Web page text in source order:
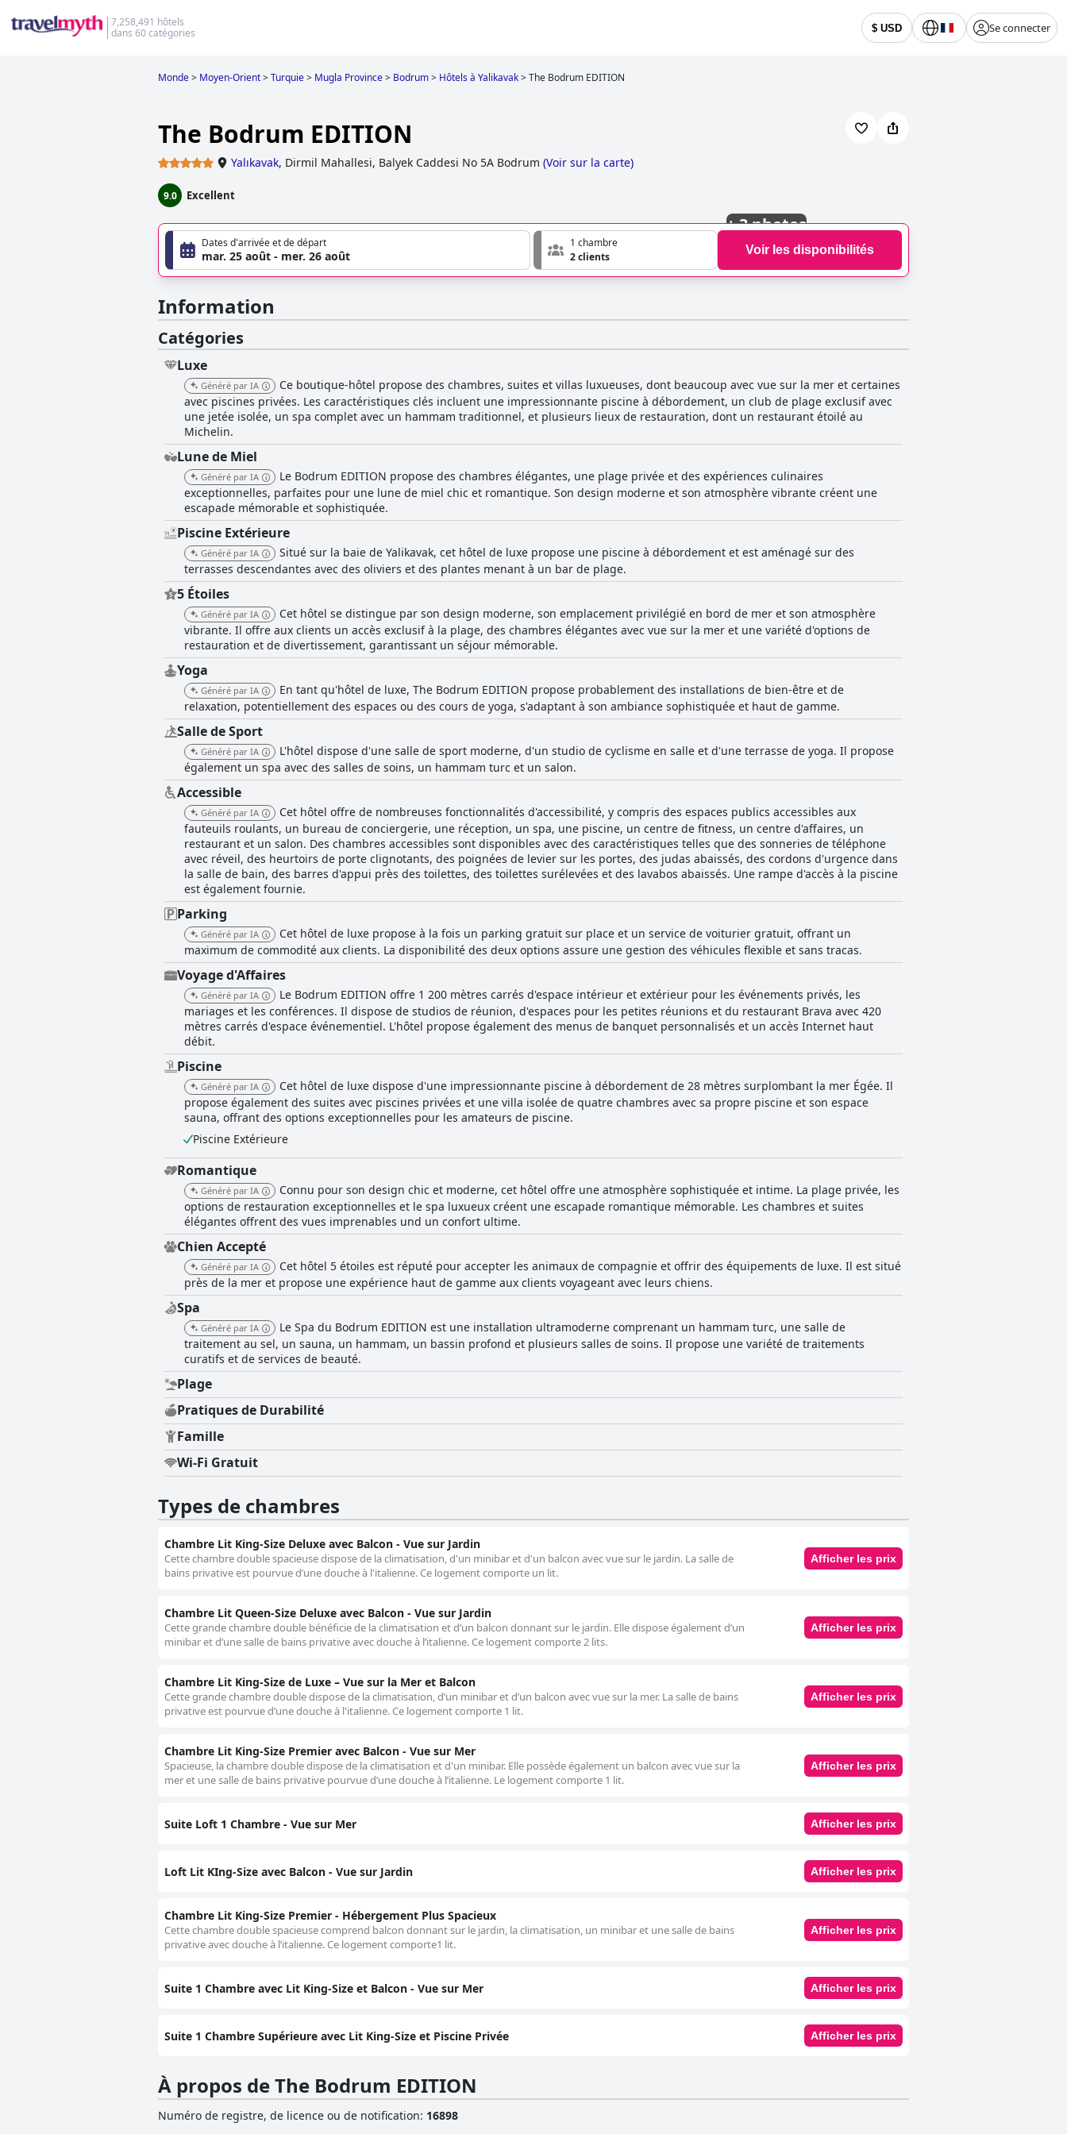
7,258,491 hôtels
dans 60 catégories
$ USD Se connecter
Monde> Moyen-Orient>Turquie> Mugla Province> Bodrum> Hôtels à Yalikavak>The Bodrum EDITION
The Bodrum EDITION
Yalıkavak, Dirmil Mahallesi, Balyek Caddesi No 5A Bodrum (Voir sur la carte)
9.0 Excellent
+3 photos
Dates d'arrivée et de départ
mar. 25 août - mer. 26 août
1 chambre
2 clients
Voir les disponibilités
Information
Catégories
Luxe
Généré par IA
Ce boutique-hôtel propose des chambres, suites et villas luxueuses, dont beaucoup avec vue sur la mer et certaines
avec piscines privées. Les caractéristiques clés incluent une impressionnante piscine à débordement, un club de plage exclusif avec
une jetée isolée, un spa complet avec un hammam traditionnel, et plusieurs lieux de restauration, dont un restaurant étoilé au
Michelin.
Lune de Miel
Généré par IA
Le Bodrum EDITION propose des chambres élégantes, une plage privée et des expériences culinaires
exceptionnelles, parfaites pour une lune de miel chic et romantique. Son design moderne et son atmosphère vibrante créent une
escapade mémorable et sophistiquée.
Piscine Extérieure
Généré par IA
Situé sur la baie de Yalikavak, cet hôtel de luxe propose une piscine à débordement et est aménagé sur des
terrasses descendantes avec des oliviers et des plantes menant à un bar de plage.
5 Étoiles
Généré par IA
Cet hôtel se distingue par son design moderne, son emplacement privilégié en bord de mer et son atmosphère
vibrante. Il offre aux clients un accès exclusif à la plage, des chambres élégantes avec vue sur la mer et une variété d'options de
restauration et de divertissement, garantissant un séjour mémorable.
Yoga
Généré par IA
En tant qu'hôtel de luxe, The Bodrum EDITION propose probablement des installations de bien-être et de
relaxation, potentiellement des espaces ou des cours de yoga, s'adaptant à son ambiance sophistiquée et haut de gamme.
Salle de Sport
Généré par IA
L'hôtel dispose d'une salle de sport moderne, d'un studio de cyclisme en salle et d'une terrasse de yoga. Il propose
également un spa avec des salles de soins, un hammam turc et un salon.
Accessible
Généré par IA
Cet hôtel offre de nombreuses fonctionnalités d'accessibilité, y compris des espaces publics accessibles aux
fauteuils roulants, un bureau de conciergerie, une réception, un spa, une piscine, un centre de fitness, un centre d'affaires, un
restaurant et un salon. Des chambres accessibles sont disponibles avec des caractéristiques telles que des sonneries de téléphone
avec réveil, des heurtoirs de porte clignotants, des poignées de levier sur les portes, des judas abaissés, des cordons d'urgence dans
la salle de bain, des barres d'appui près des toilettes, des toilettes surélevées et des lavabos abaissés. Une rampe d'accès à la piscine
est également fournie.
Parking
Généré par IA
Cet hôtel de luxe propose à la fois un parking gratuit sur place et un service de voiturier gratuit, offrant un
maximum de commodité aux clients. La disponibilité des deux options assure une gestion des véhicules flexible et sans tracas.
Voyage d'Affaires
Généré par IA
Le Bodrum EDITION offre 1 200 mètres carrés d'espace intérieur et extérieur pour les événements privés, les
mariages et les conférences. Il dispose de studios de réunion, d'espaces pour les petites réunions et du restaurant Brava avec 420
mètres carrés d'espace événementiel. L'hôtel propose également des menus de banquet personnalisés et un accès Internet haut
débit.
Piscine
Généré par IA
Cet hôtel de luxe dispose d'une impressionnante piscine à débordement de 28 mètres surplombant la mer Égée. Il
propose également des suites avec piscines privées et une villa isolée de quatre chambres avec sa propre piscine et son espace
sauna, offrant des options exceptionnelles pour les amateurs de piscine.
Piscine Extérieure
Romantique
Généré par IA
Connu pour son design chic et moderne, cet hôtel offre une atmosphère sophistiquée et intime. La plage privée, les
options de restauration exceptionnelles et le spa luxueux créent une escapade romantique mémorable. Les chambres et suites
élégantes offrent des vues imprenables und un confort ultime.
Chien Accepté
Généré par IA
Cet hôtel 5 étoiles est réputé pour accepter les animaux de compagnie et offrir des équipements de luxe. Il est situé
près de la mer et propose une expérience haut de gamme aux clients voyageant avec leurs chiens.
Spa
Généré par IA
Le Spa du Bodrum EDITION est une installation ultramoderne comprenant un hammam turc, une salle de
traitement au sel, un sauna, un hammam, un bassin profond et plusieurs salles de soins. Il propose une variété de traitements
curatifs et de services de beauté.
Plage
Pratiques de Durabilité
Famille
Wi-Fi Gratuit
Types de chambres
Chambre Lit King-Size Deluxe avec Balcon - Vue sur Jardin
Cette chambre double spacieuse dispose de la climatisation, d'un minibar et d'un balcon avec vue sur le jardin. La salle de
bains privative est pourvue d’une douche à l'italienne. Ce logement comporte un lit.
Afficher les prix
Chambre Lit Queen-Size Deluxe avec Balcon - Vue sur Jardin
Cette grande chambre double bénéficie de la climatisation et d’un balcon donnant sur le jardin. Elle dispose également d’un
minibar et d’une salle de bains privative avec douche à l’italienne. Ce logement comporte 2 lits.
Afficher les prix
Chambre Lit King-Size de Luxe – Vue sur la Mer et Balcon
Cette grande chambre double dispose de la climatisation, d’un minibar et d’un balcon avec vue sur la mer. La salle de bains
privative est pourvue d’une douche à l'italienne. Ce logement comporte 1 lit.
Afficher les prix
Chambre Lit King-Size Premier avec Balcon - Vue sur Mer
Spacieuse, la chambre double dispose de la climatisation et d'un minibar. Elle possède également un balcon avec vue sur la
mer et une salle de bains privative pourvue d’une douche à l’italienne. Le logement comporte 1 lit.
Afficher les prix
Suite Loft 1 Chambre - Vue sur Mer Afficher les prix
Loft Lit KIng-Size avec Balcon - Vue sur Jardin Afficher les prix
Chambre Lit King-Size Premier - Hébergement Plus Spacieux
Cette chambre double spacieuse comprend balcon donnant sur le jardin, la climatisation, un minibar et une salle de bains
privative avec douche à l’italienne. Ce logement comporte1 lit.
Afficher les prix
Suite 1 Chambre avec Lit King-Size et Balcon - Vue sur Mer Afficher les prix
Suite 1 Chambre Supérieure avec Lit King-Size et Piscine Privée Afficher les prix
À propos de The Bodrum EDITION
Numéro de registre, de licence ou de notification: 16898